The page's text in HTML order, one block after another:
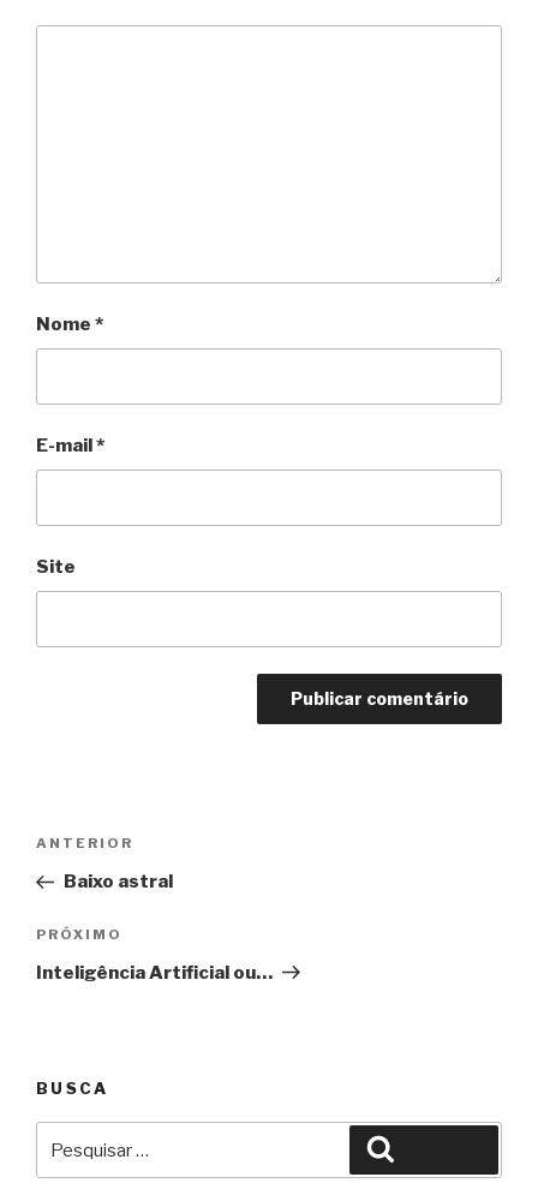
Nome *
E-mail*
Site
Post
Anterior
ANTERIOR
Baixo astral
Próximo
PRÓXIMO
Inteligência Artificial ou…
BUSCA
por: